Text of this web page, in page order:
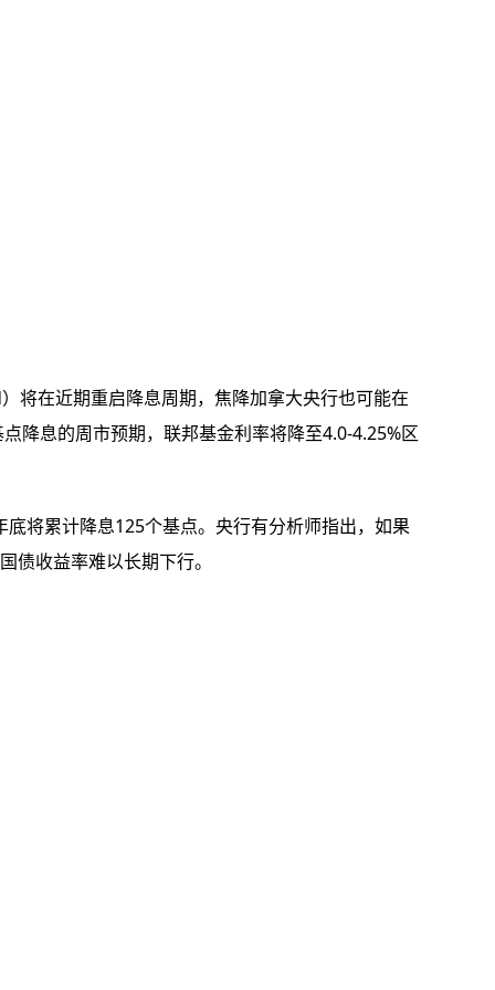
将在近期重启降息周期，焦降加拿大央行也可能在
降息的周市预期，联邦基金利率将降至4.0-4.25%区
将累计降息125个基点。央行有分析师指出，如果
收益率难以长期下行。